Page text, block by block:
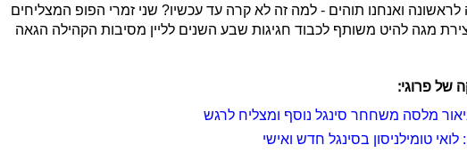
ואנחנו תוהים - למה זה לא קרה עד עכשיו? שני זמרי הפופ המצליחים
מגה להיט משותף לכבוד חגיגות שבע השנים לליין מסיבות הקהילה הגאה
של פרוגי:
מלסה משחחר סינגל נוסף ומצליח לרגש
לואי טומילניסון בסינגל חדש ואישי